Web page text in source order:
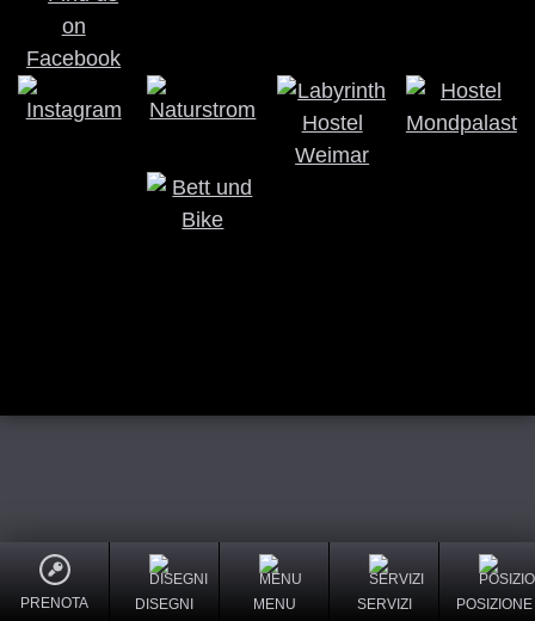
PRENOTA DISEGNI MENU SERVIZI POSIZIONE